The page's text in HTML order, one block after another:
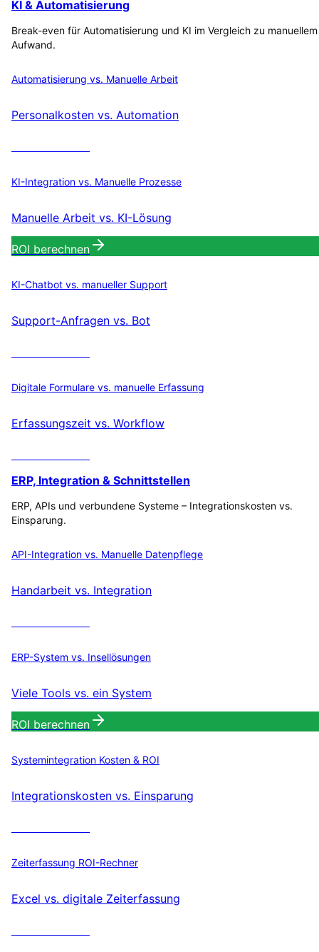
KI & Automatisierung
Break-even für Automatisierung und KI im Vergleich zu manuellem
Aufwand.
Automatisierung vs. Manuelle Arbeit
Personalkosten vs. Automation
KI-Integration vs. Manuelle Prozesse
Manuelle Arbeit vs. KI-Lösung
ROI berechnen
KI-Chatbot vs. manueller Support
Support-Anfragen vs. Bot
Digitale Formulare vs. manuelle Erfassung
Erfassungszeit vs. Workflow
ERP, Integration & Schnittstellen
ERP, APIs und verbundene Systeme – Integrationskosten vs.
Einsparung.
API-Integration vs. Manuelle Datenpflege
Handarbeit vs. Integration
ERP-System vs. Insellösungen
Viele Tools vs. ein System
ROI berechnen
Systemintegration Kosten & ROI
Integrationskosten vs. Einsparung
Zeiterfassung ROI-Rechner
Excel vs. digitale Zeiterfassung